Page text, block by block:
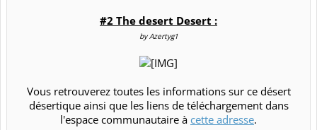
#2 The desert Desert :
by Azertyg1
Vous retrouverez toutes les informations sur ce désert
désertique ainsi que les liens de téléchargement dans
l'espace communautaire à cette adresse.​